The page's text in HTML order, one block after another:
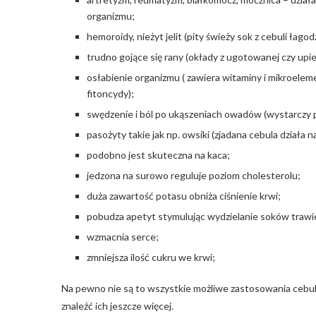
organizmu;
hemoroidy, nieżyt jelit (pity świeży sok z cebuli
trudno gojące się rany (okłady z ugotowanej czy
osłabienie organizmu ( zawiera witaminy i
fitoncydy);
swędzenie i ból po ukąszeniach owadów
pasożyty takie jak np. owsiki (zjadana cebula działa
podobno jest skuteczna na kaca;
jedzona na surowo reguluje poziom cholesterolu;
duża zawartość potasu obniża ciśnienie krwi;
pobudza apetyt stymulując wydzielanie soków
wzmacnia serce;
zmniejsza ilość cukru we krwi;
Na pewno nie są to wszystkie możliwe zastosowania
znaleźć ich jeszcze więcej.